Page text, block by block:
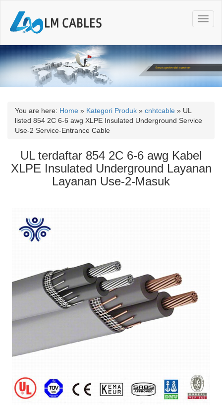
T
o
g
l
n
a
n
You are here: Home » Kategori Produk » cnhtcable » UL
listed 854 2C 6-6 awg XLPE Insulated Underground Service
Use-2 Service-Entrance Cable
UL terdaftar 854 2C 6-6 awg Kabel
XLPE Insulated Underground Layanan
Layanan Use-2-Masuk